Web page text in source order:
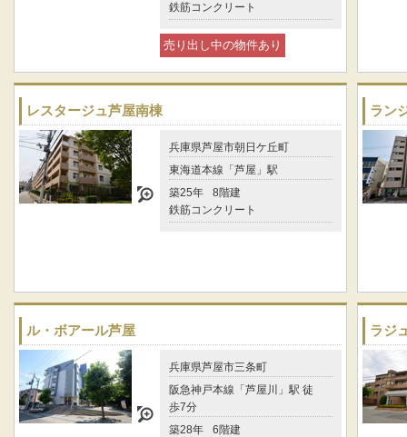
鉄筋コンクリート
売り出し中の物件あり
レスタージュ芦屋南棟
兵庫県芦屋市朝日ケ丘町
東海道本線「芦屋」駅
築25年
8階建
鉄筋コンクリート
ラン
ル・ボアール芦屋
兵庫県芦屋市三条町
阪急神戸本線「芦屋川」駅 徒
歩7分
築28年
6階建
ラジ